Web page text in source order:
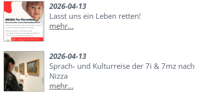
2026-04-13
Lasst uns ein Leben retten!
mehr...
2026-04-13
Sprach- und Kulturreise der 7i & 7mz nach
Nizza
mehr...